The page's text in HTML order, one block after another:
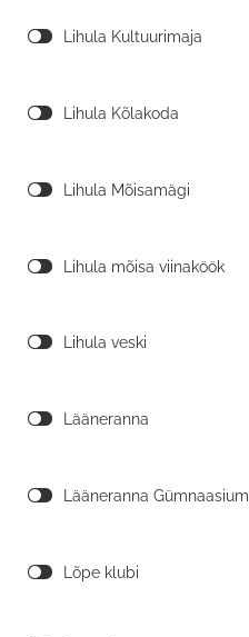
Lihula Kultuurimaja
Lihula Kõlakoda
Lihula Mõisamägi
Lihula mõisa viinaköök
Lihula veski
Lääneranna
Lääneranna Gümnaasium
Lõpe klubi